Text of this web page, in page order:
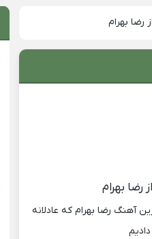
رضا بهرام
رضا بهرام
آهنگ رضا بهرام که عادلانه